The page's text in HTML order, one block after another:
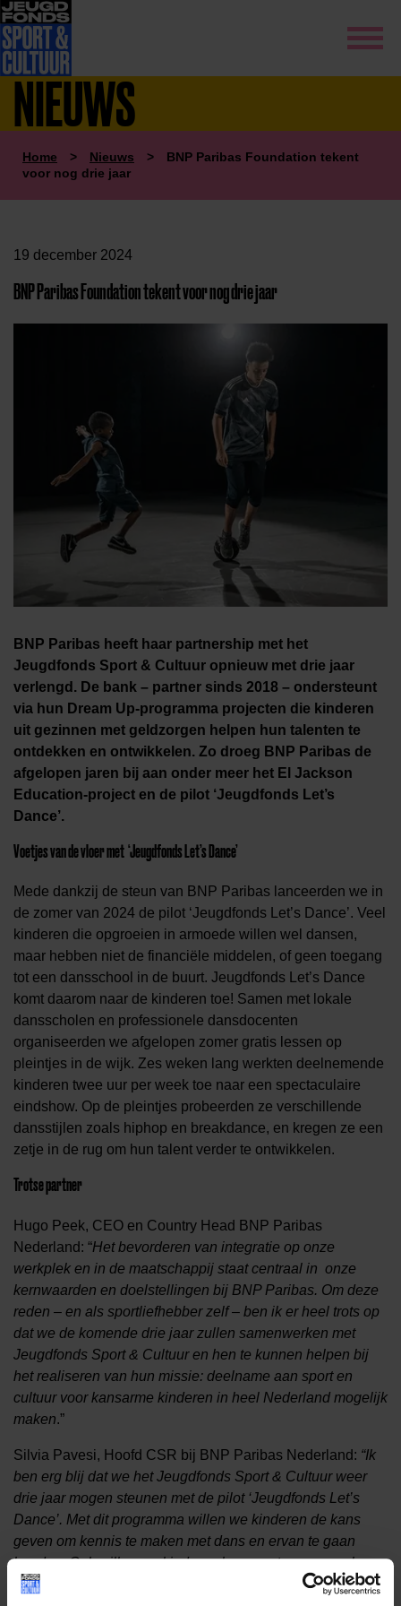
NIEUWS
Home > Nieuws >
BNP Paribas Foundation tekent
voor nog drie jaar
19 december 2024
BNP Paribas Foundation tekent voor nog drie jaar
BNP Paribas heeft haar partnership met het
Jeugdfonds Sport & Cultuur opnieuw met drie jaar
verlengd. De bank – partner sinds 2018 – ondersteunt
via hun Dream Up-programma projecten die kinderen
uit gezinnen met geldzorgen helpen hun talenten te
ontdekken en ontwikkelen. Zo droeg BNP Paribas de
afgelopen jaren bij aan onder meer het El Jackson
Education-project en de pilot ‘Jeugdfonds Let’s
Dance’.
Voetjes van de vloer met ‘Jeugdfonds Let’s Dance’
Mede dankzij de steun van BNP Paribas lanceerden we in
de zomer van 2024 de pilot ‘Jeugdfonds Let’s Dance’. Veel
kinderen die opgroeien in armoede willen wel dansen,
maar hebben niet de financiële middelen, of geen toegang
tot een dansschool in de buurt. Jeugdfonds Let’s Dance
komt daarom naar de kinderen toe! Samen met lokale
dansscholen en professionele dansdocenten
organiseerden we afgelopen zomer gratis lessen op
pleintjes in de wijk. Zes weken lang werkten deelnemende
kinderen twee uur per week toe naar een spectaculaire
eindshow. Op de pleintjes probeerden ze verschillende
dansstijlen zoals hiphop en breakdance, en kregen ze een
zetje in de rug om hun talent verder te ontwikkelen.
Trotse partner
Hugo Peek, CEO en Country Head BNP Paribas
Nederland: “Het bevorderen van integratie op onze
werkplek en in de maatschappij staat centraal in onze
kernwaarden en doelstellingen bij BNP Paribas. Om deze
reden – en als sportliefhebber zelf – ben ik er heel trots op
dat we de komende drie jaar zullen samenwerken met
Jeugdfonds Sport & Cultuur en hen te kunnen helpen bij
het realiseren van hun missie: deelname aan sport en
cultuur voor kansarme kinderen in heel Nederland mogelijk
maken.”
Silvia Pavesi, Hoofd CSR bij BNP Paribas Nederland: “Ik
ben erg blij dat we het Jeugdfonds Sport & Cultuur weer
drie jaar mogen steunen met de pilot ‘Jeugdfonds Let’s
Dance’. Met dit programma willen we kinderen de kans
geven om kennis te maken met dans en ervan te gaan
houden. Ook willen we kinderen leren vertrouwen op hun
lichaam zodat zij meer zelfvertrouwen krijgen.”